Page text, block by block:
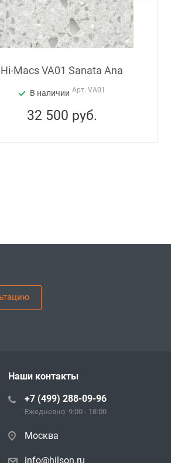
Hi-Macs VA01 Sanata Ana
В наличии Арт. VA01
32 500 руб.
Наши контакты
+7 (499) 288-09-96
Ежедневно: 9:00 - 18:00
Москва
info@hilson.ru